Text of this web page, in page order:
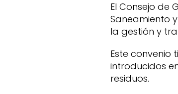
El Consejo de
Saneamiento
la gestión y
Este convenio
introducidos
residuos.